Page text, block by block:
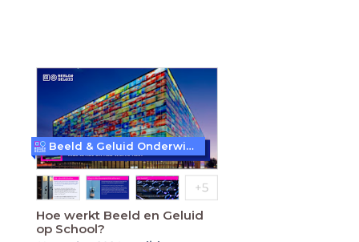
Hoe werkt Beeld en Geluid
op School?
Beeld & Geluid Onderwijs